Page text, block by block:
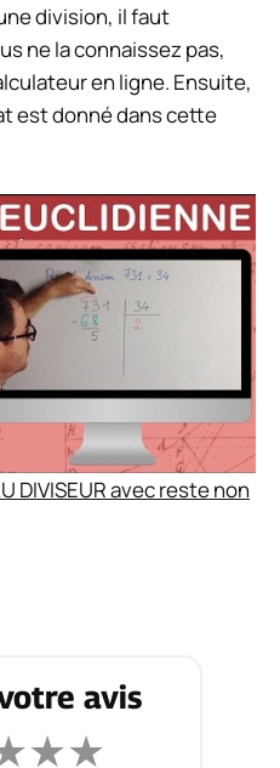
division, il faut
ne la connaissez pas,
en ligne. Ensuite,
est donné dans cette
DIVISEUR avec reste non
avis
★★